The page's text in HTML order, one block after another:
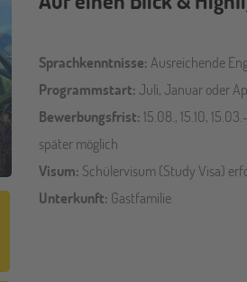
Sprachkenntnisse: Ausreichende
Programmstart:Juli, Januar oder
Bewerbungsfrist:15.08., 15.10,
später möglich
Visum: Schülervisum (Study Visa)
Unterkunft: Gastfamilie